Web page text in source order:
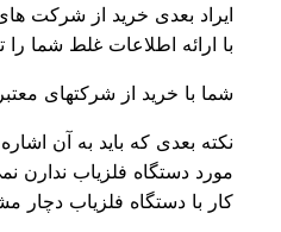
ایراد بعدی خرید از شرکت
با ارائه اطلاعات غلط شما
شما با خرید از شرکتهای
نکته بعدی که باید به آن
مورد دستگاه فلزیاب ندارن
کار با دستگاه فلزیاب دچار